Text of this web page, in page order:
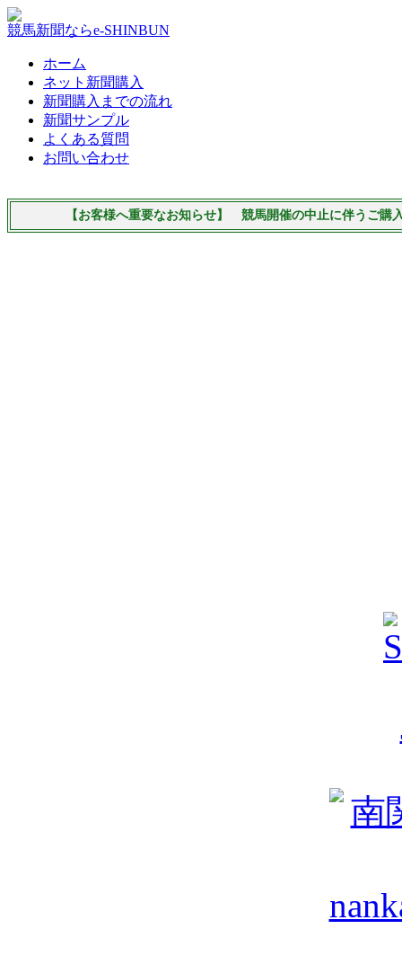
競馬新聞ならe-SHINBUN
ホーム
ネット新聞購入
新聞購入までの流れ
新聞サンプル
よくある質問
お問い合わせ
【お客様へ重要なお知らせ】 競馬開催の中止に伴うご購